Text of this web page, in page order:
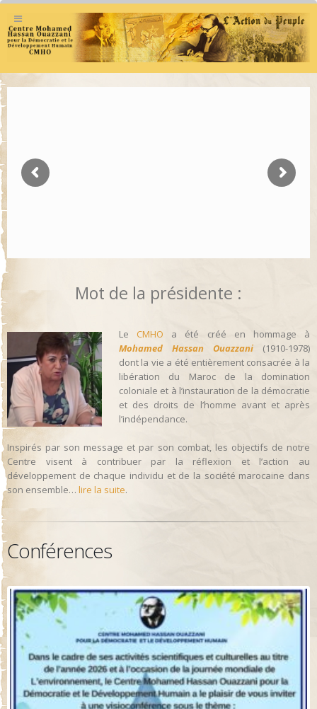
Mot de la présidente :
Le CMHO a été créé en hommage à
Mohamed Hassan Ouazzani (1910-1978)
dont la vie a été entièrement consacrée à la
libération du Maroc de la domination
coloniale et à l’instauration de la démocratie
et des droits de l’homme avant et après
l’indépendance.
Inspirés par son message et par son combat, les objectifs de notre
Centre visent à contribuer par la réflexion et l’action au
développement de chaque individu et de la société marocaine dans
son ensemble… lire la suite.
Conférences